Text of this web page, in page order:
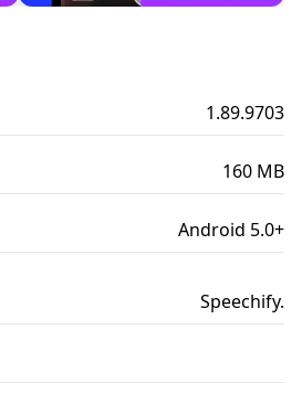
1.89.9703
160 MB
Android 5.0+
Speechify.